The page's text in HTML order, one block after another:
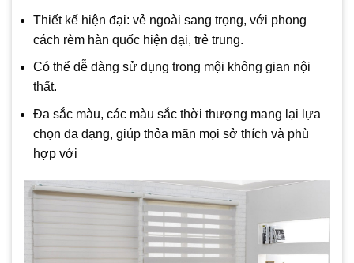
Thiết kế hiện đại: vẻ ngoài sang trọng, với phong
cách rèm hàn quốc hiện đại, trẻ trung.
Có thể dễ dàng sử dụng trong mội không gian nội
thất.
Đa sắc màu, các màu sắc thời thượng mang lại lựa
chọn đa dạng, giúp thỏa mãn mọi sở thích và phù
hợp với